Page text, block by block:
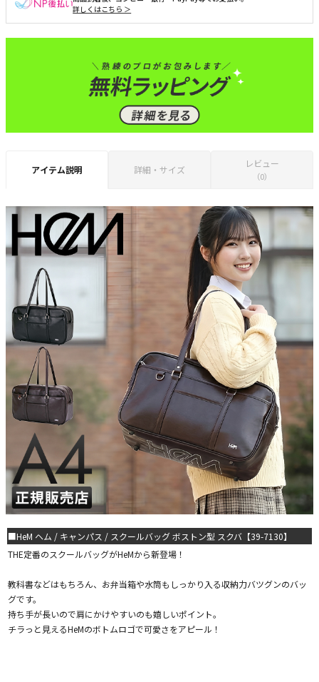
詳しくはこちら ＞
アイテム説明 詳細・サイズ
レビュー
（0）
■HeM ヘム / キャンパス / スクールバッグ ボストン型 スクバ【39-7130】
THE定番のスクールバッグがHeMから新登場！
教科書などはもちろん、お弁当箱や水筒もしっかり入る収納力バツグンのバッ
グです。
持ち手が長いので肩にかけやすいのも嬉しいポイント。
チラっと見えるHeMのボトムロゴで可愛さをアピール！